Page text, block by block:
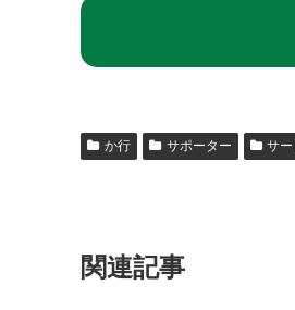
か行 サポーター サ
関連記事